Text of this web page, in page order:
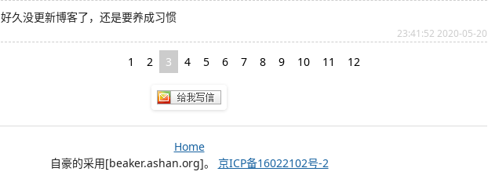
好久没更新博客了，还是要养成习惯
23:41:52 2020-05-20
1 2 3 4 5 6 7 8 9 10 11 12
Home
自豪的采用[beaker.ashan.org]。 京ICP备16022102号-2